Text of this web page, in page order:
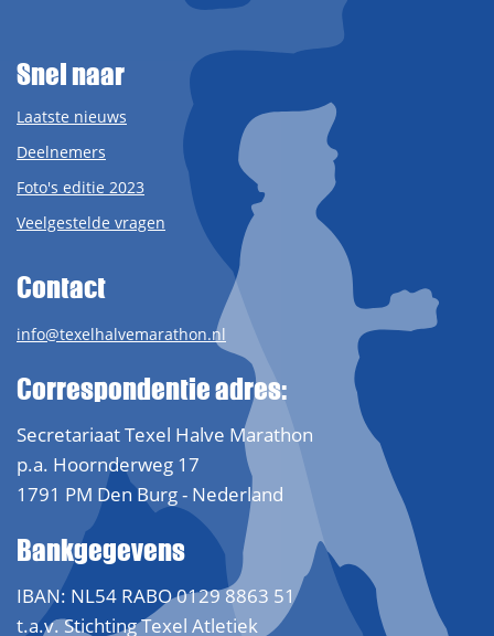
Snel naar
Laatste nieuws
Deelnemers
Foto's editie 2023
Veelgestelde vragen
Contact
info@texelhalvemarathon.nl
Correspondentie adres:
Secretariaat Texel Halve Marathon
p.a. Hoornderweg 17
1791 PM Den Burg - Nederland
Bankgegevens
IBAN: NL54 RABO 0129 8863 51
t.a.v. Stichting Texel Atletiek